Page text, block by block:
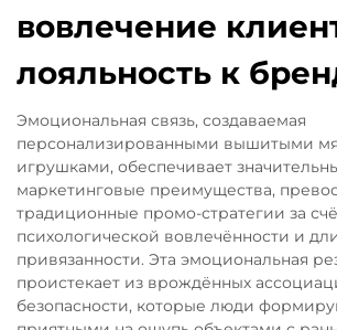
вовлечение
лояльность к
Эмоциональная связь, создаваемая
персонализированными вышитыми
игрушками, обеспечивает
маркетинговые преимущества,
традиционные промо-стратегии за
психологической вовлечённости и
привязанности. Эта эмоциональная
проистекает из врождённых
безопасности, которые люди